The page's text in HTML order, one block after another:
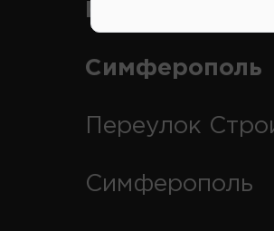
Симферополь
Переулок
Симферополь